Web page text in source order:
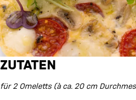
ZUTATEN
für 2 Omeletts (à ca. 20 cm